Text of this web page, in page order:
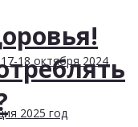
18 октября 2024
2025 год